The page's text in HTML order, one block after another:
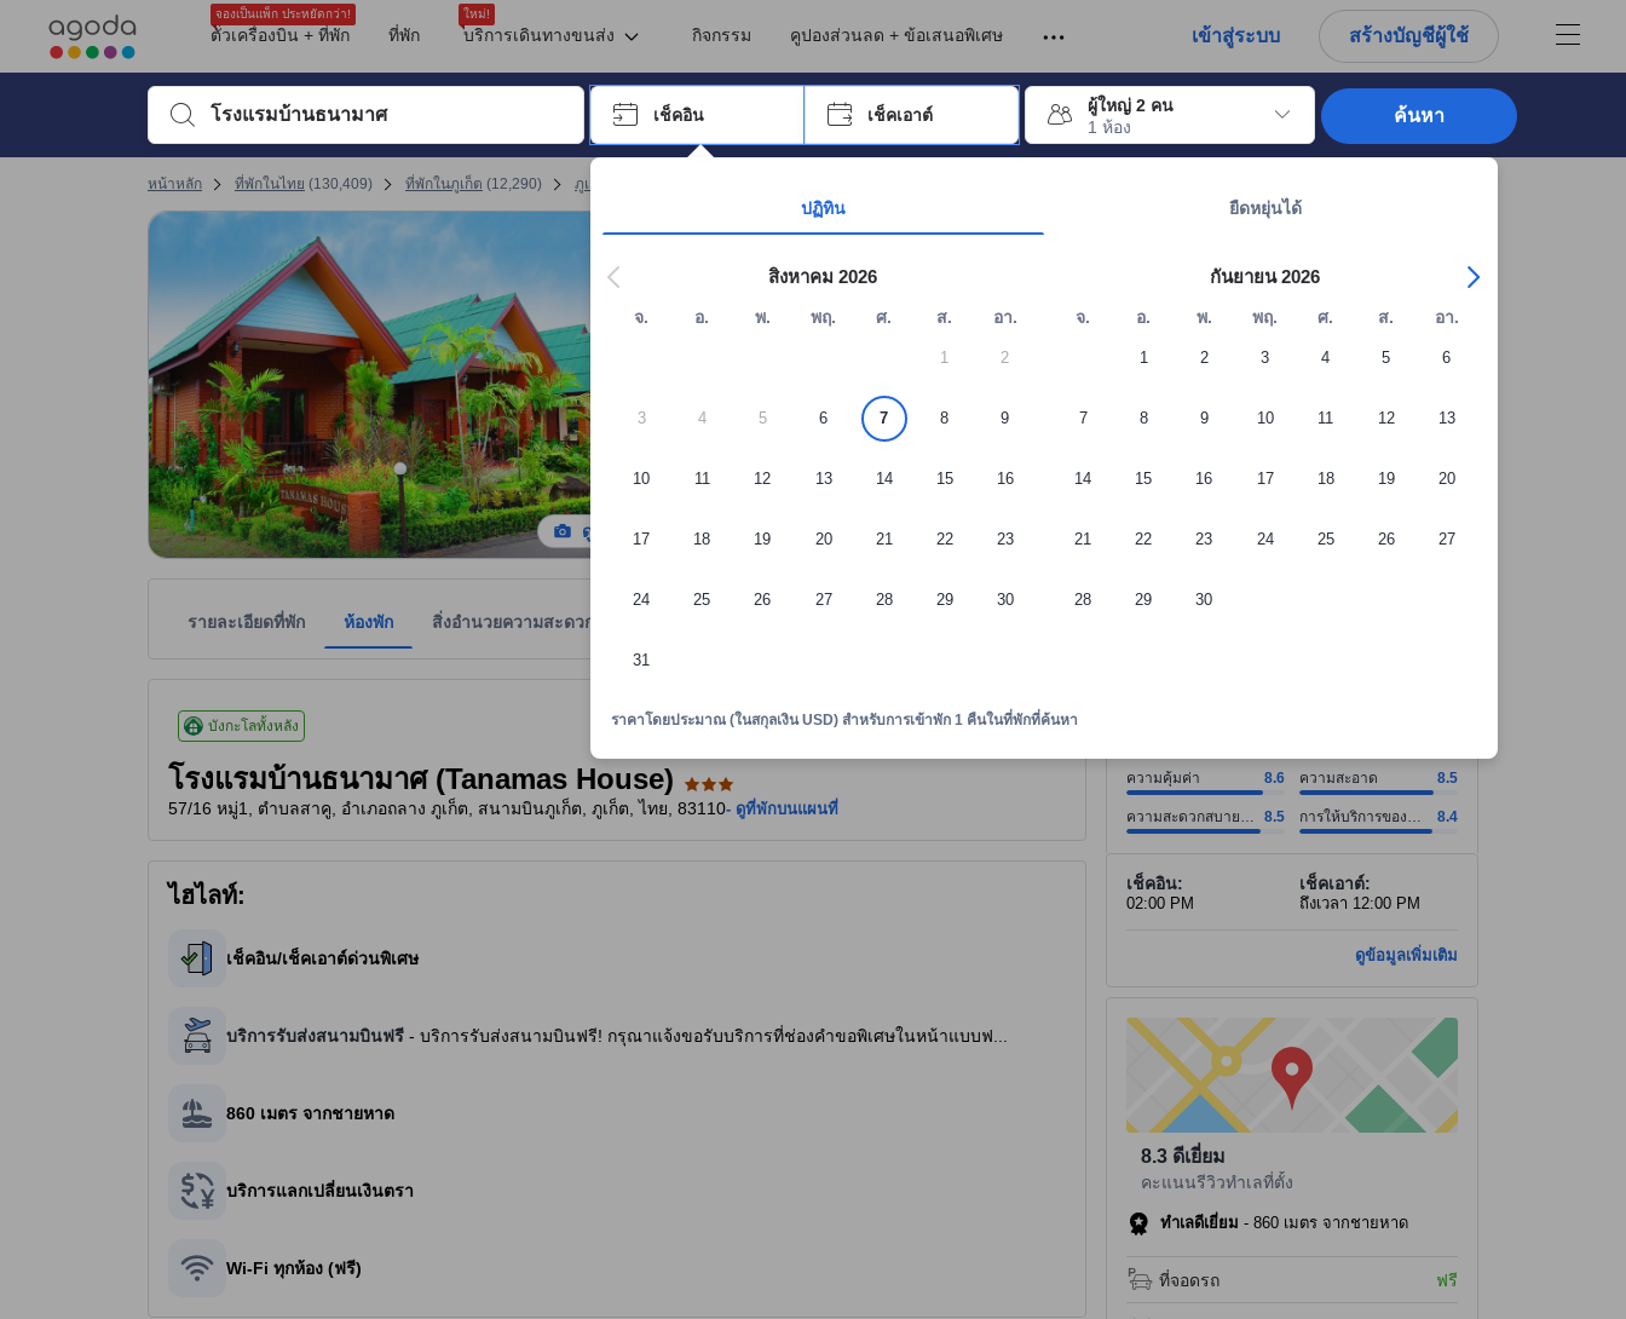
จองเป็นแพ็ก ประหยัดกว่า!
ตั๋วเครื่องบิน + ที่พัก ที่พัก
ใหม่!
บริการเดินทางขนส่ง กิจกรรม คูปองส่วนลด + ข้อเสนอพิเศษ เข้าสู่ระบบ สร้างบัญชีผู้ใช้
พิมพ์ชื่อที่พักหรือคำที่ต้องการค้นหา จากนั้นใช้ปุ่มลูกศรหรือปุ่ม Tab เพื่อเลื่อนหาคำที่ต้องการ แล้วกดปุ่ม Enter เพื่อเลือก
เช็คอิน เช็คเอาต์
ผู้ใหญ่ 2 คน
1 ห้อง
กด Enter เพื่อเลือกวันที่ ใช้ปุ่มลูกศรเพื่อเลือกวันเช็คอินและเช็คเอาต์ เมื่อไปถึงวันเช็คอินที่ต้องการ ให้กดปุ่ม Enter เพื่อเลือกวันเช็คอินดังกล่าว ทำซ้ำขั้นตอ
ปฏิทิน ยืดหยุ่นได้
สิงหาคม 2026
จ. อ. พ. พฤ. ศ. ส. อา.
1 2
3 4 5 6 7 8 9
10 11 12 13 14 15 16
17 18 19 20 21 22 23
24 25 26 27 28 29 30
31
กันยายน 2026
จ. อ. พ. พฤ. ศ. ส. อา.
1 2 3 4 5 6
7 8 9 10 11 12 13
14 15 16 17 18 19 20
21 22 23 24 25 26 27
28 29 30
ราคาโดยประมาณ (ในสกุลเงิน USD) สำหรับการเข้าพัก 1 คืนในที่พักที่ค้นหา
ค้นหา
หน้าหลัก ที่พักในไทย (130,409) ที่พักในภูเก็ต (12,290) ภูเก็ต บังกะโล
ดูรูปทั้งหมด
รายละเอียดที่พัก ห้องพัก สิ่งอำนวยความสะดวก
บังกะโลทั้งหลัง
โรงแรมบ้านธนามาศ (Tanamas House)
57/16 หมู่1, ตำบลสาคู, อำเภอถลาง ภูเก็ต, สนามบินภูเก็ต, ภูเก็ต, ไทย, 83110- ดูที่พักบนแผนที่
ไฮไลท์:
เช็คอิน/เช็คเอาต์ด่วนพิเศษ
บริการรับส่งสนามบินฟรี - บริการรับส่งสนามบินฟรี! กรุณาแจ้งขอรับบริการที่ช่องคำขอพิเศษในหน้าแบบฟ...
860 เมตร จากชายหาด
บริการแลกเปลี่ยนเงินตรา
Wi-Fi ทุกห้อง (ฟรี)
ความคุ้มค่า 8.6 ความสะอาด 8.5
ความสะดวกสบาย
ของห้องพัก
8.5
การให้บริการของ
พนักงาน
8.4
เช็คอิน:
02:00 PM
เช็คเอาต์:
ถึงเวลา 12:00 PM
ดูข้อมูลเพิ่มเติม
8.3 ดีเยี่ยม
คะแนนรีวิวทำเลที่ตั้ง
ทำเลดีเยี่ยม - 860 เมตร จากชายหาด
ที่จอดรถ ฟรี
รีวิวทั้งหมดของอโกด้ามาจากผู้เข้าพักจริง ซึ่งเขียนหลังจากการเดินทางไปเข้าพัก ดังนั้น คะแนนรีวิวและความคิดเห็นที่แสดงบนอโกด้า จึงมาจากประสบการณ์ตรงของผู้เข้าพักอย่างแท้จริง
ความสะอาด 8.5 เต็ม 10 คะแนน ถือว่าได้คะแนนสูงในภูเก็ต
สิ่งอำนวยความสะดวก 7.4 เต็ม 10 คะแนน ถือว่าได้คะแนนสูงในภูเก็ต
ทำเลที่ตั้ง 8.3 เต็ม 10 คะแนน ถือว่าได้คะแนนสูงในภูเก็ต
ความสะดวกสบายและคุณภาพของห้องพัก 8.5 เต็ม 10 คะแนน ถือว่าได้คะแนนสูงในภูเก็ต
การให้บริการของพนักงาน 8.4 เต็ม 10 คะแนน ถือว่าได้คะแนนสูงในภูเก็ต
คุ้มค่ากับเงินที่จ่าย 8.6 เต็ม 10 คะแนน ถือว่าได้คะแนนสูงในภูเก็ต